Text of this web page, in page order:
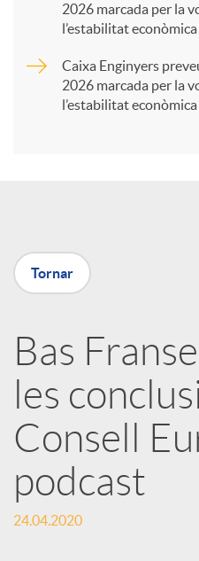
X
r
x
e
s
2026 marcada per la
l’estabilitat econòmica
Caixa Enginyers
2026 marcada per la
l’estabilitat econòmica
Tornar
Bas
les
Consell
podcast
24.04.2020